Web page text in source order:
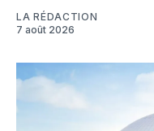
LA RÉDACTION
7 août 2026